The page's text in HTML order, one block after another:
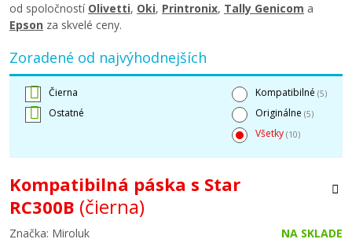
od spoločností Olivetti, Oki, Printronix, Tally Genicom a
Epson za skvelé ceny.
Zoradené od najvýhodnejších
Čierna
Ostatné
Kompatibilné (5)
Originálne (5)
Všetky (10)
Kompatibilná páska s Star
RC300B (čierna)
Značka: Miroluk NA SKLADE